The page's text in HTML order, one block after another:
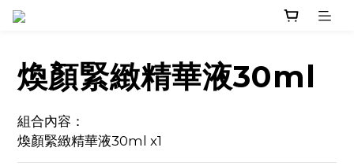
煥顏緊緻精華液30ml
組合內容：
煥顏緊緻精華液30ml x1